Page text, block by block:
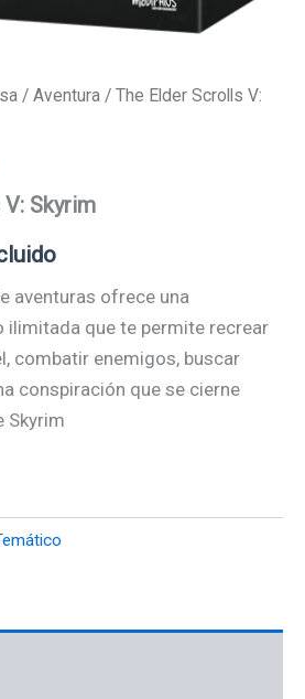
/ Aventura / The Elder Scrolls V:
Skyrim
aventuras ofrece una
ilimitada que te permite recrear
combatir enemigos, buscar
conspiración que se cierne
Skyrim